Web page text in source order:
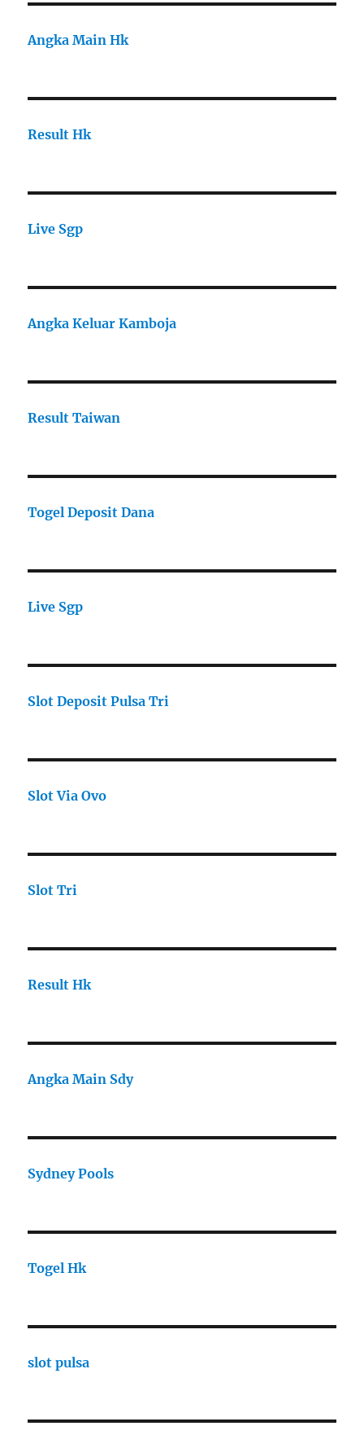
Angka Main Hk
Result Hk
Live Sgp
Angka Keluar Kamboja
Result Taiwan
Togel Deposit Dana
Live Sgp
Slot Deposit Pulsa Tri
Slot Via Ovo
Slot Tri
Result Hk
Angka Main Sdy
Sydney Pools
Togel Hk
slot pulsa